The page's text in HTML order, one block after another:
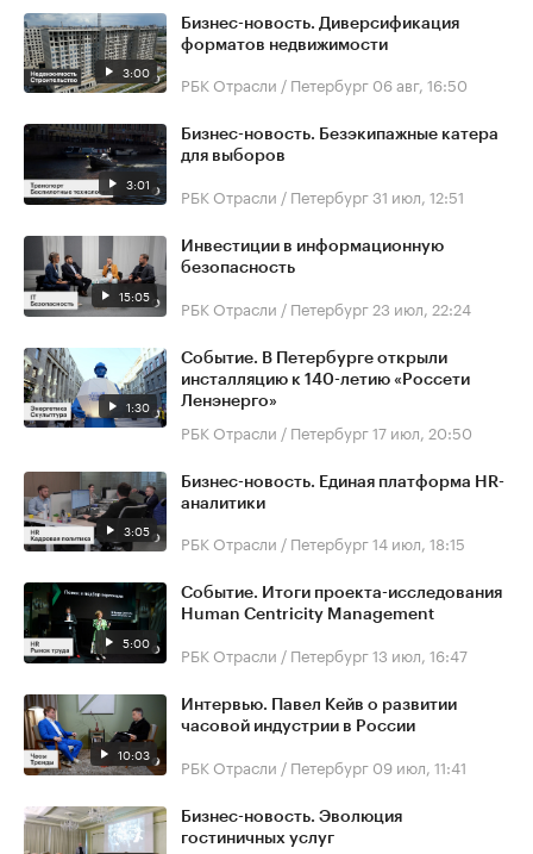
3:00
Бизнес-новость. Диверсификация
форматов недвижимости
РБК Отрасли / Петербург 06 авг, 16:50
3:01
Бизнес-новость. Безэкипажные катера
для выборов
РБК Отрасли / Петербург31 июл, 12:51
15:05
Инвестиции в информационную
безопасность
РБК Отрасли / Петербург 23 июл, 22:24
1:30
Событие. В Петербурге открыли
инсталляцию к 140-летию «Россети
Ленэнерго»
РБК Отрасли / Петербург17 июл, 20:50
3:05
Бизнес-новость. Единая платформа HR-
аналитики
РБК Отрасли / Петербург14 июл, 18:15
5:00
Событие. Итоги проекта-исследования
Human Centricity Management
РБК Отрасли / Петербург13 июл, 16:47
10:03
Интервью. Павел Кейв о развитии
часовой индустрии в России
РБК Отрасли / Петербург 09 июл, 11:41
Бизнес-новость. Эволюция
гостиничных услуг